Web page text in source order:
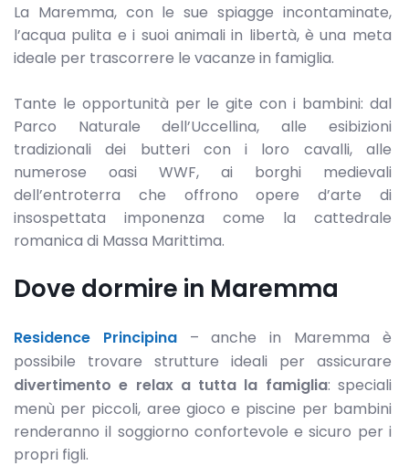
La Maremma, con le sue spiagge incontaminate,
l’acqua pulita e i suoi animali in libertà, è una meta
ideale per trascorrere le vacanze in famiglia.
Tante le opportunità per le gite con i bambini: dal
Parco Naturale dell’Uccellina, alle esibizioni
tradizionali dei butteri con i loro cavalli, alle
numerose oasi WWF, ai borghi medievali
dell’entroterra che offrono opere d’arte di
insospettata imponenza come la cattedrale
romanica di Massa Marittima.
Dove dormire in Maremma
Residence Principina – anche in Maremma è
possibile trovare strutture ideali per assicurare
divertimento e relax a tutta la famiglia: speciali
menù per piccoli, aree gioco e piscine per bambini
renderanno il soggiorno confortevole e sicuro per i
propri figli.